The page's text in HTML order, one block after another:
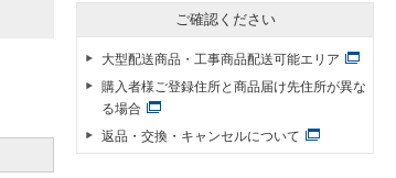
ご確認ください
大型配送商品・工事商品配送可能エリア
購入者様ご登録住所と商品届け先住所が異な
る場合
返品・交換・キャンセルについて